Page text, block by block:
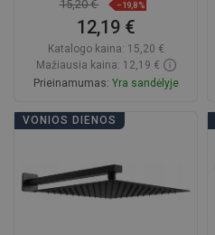
15,20 € −19,8%
12,19 €
Katalogo kaina: 15,20 €
Mažiausia kaina: 12,19 €
Prieinamumas: Yra sandėlyje
Į krepšelį
VONIOS DIENOS